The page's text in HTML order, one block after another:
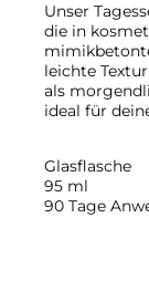
Unser
die in
leichte
als
ideal für
Glasflasche
95 ml
90 Tage